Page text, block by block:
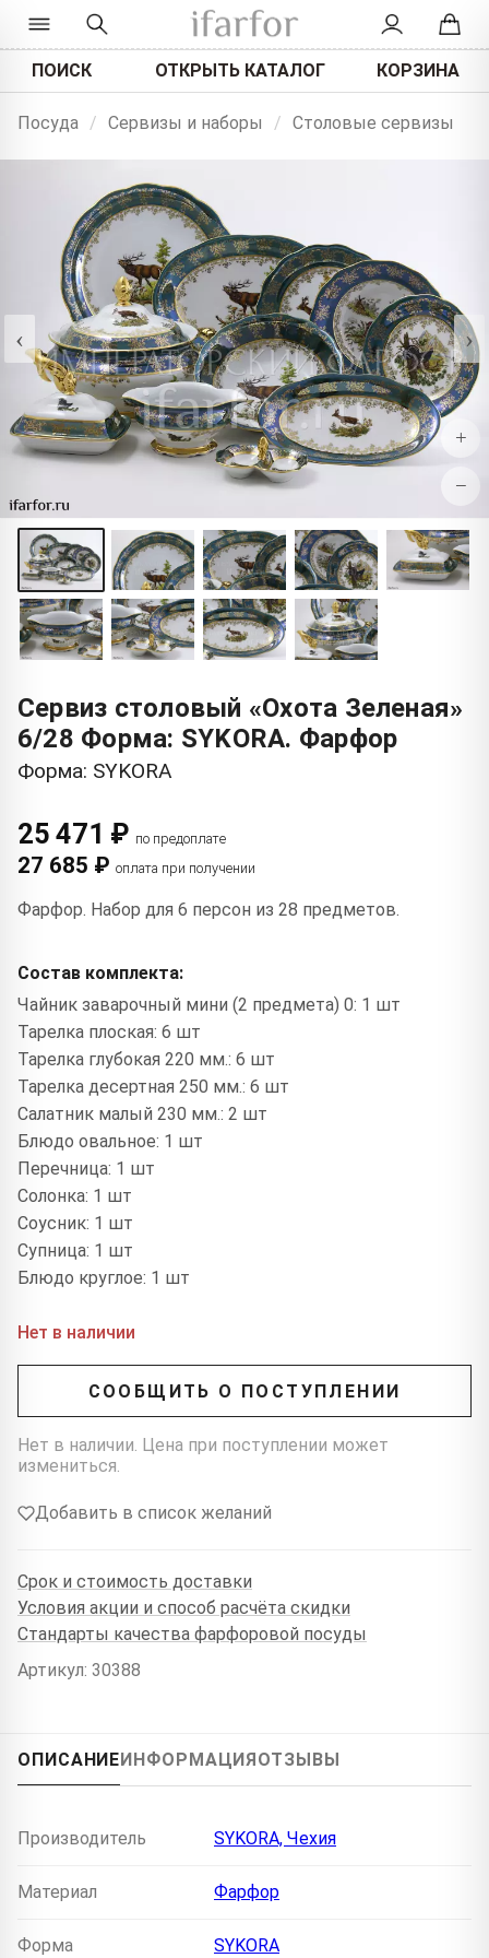
ПОИСК ОТКРЫТЬ КАТАЛОГ КОРЗИНА
Посуда / Сервизы и наборы / Столовые сервизы
‹ ›
+
−
Сервиз столовый «Охота Зеленая»
6/28 Форма: SYKORA. Фарфор
Форма: SYKORA
25 471 ₽ по предоплате
27 685 ₽ оплата при получении
Фарфор. Набор для 6 персон из 28 предметов.
Состав комплекта:
Чайник заварочный мини (2 предмета) 0: 1 шт
Тарелка плоская: 6 шт
Тарелка глубокая 220 мм.: 6 шт
Тарелка десертная 250 мм.: 6 шт
Салатник малый 230 мм.: 2 шт
Блюдо овальное: 1 шт
Перечница: 1 шт
Солонка: 1 шт
Соусник: 1 шт
Супница: 1 шт
Блюдо круглое: 1 шт
Нет в наличии
СООБЩИТЬ О ПОСТУПЛЕНИИ
Нет в наличии. Цена при поступлении может
измениться.
Добавить в список желаний
Срок и стоимость доставки
Условия акции и способ расчёта скидки
Стандарты качества фарфоровой посуды
Артикул: 30388
ОПИСАНИЕ ИНФОРМАЦИЯ ОТЗЫВЫ
Производитель SYKORA, Чехия
Материал Фарфор
Форма SYKORA